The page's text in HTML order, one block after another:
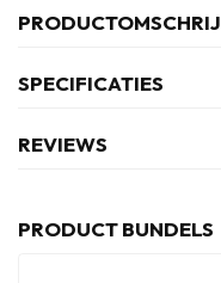
SPECIFICATIES
REVIEWS
PRODUCT BUNDELS